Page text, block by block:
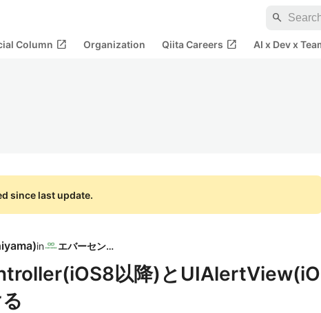
search
Column open_in_new Organization Qiita Careers open_in_new AI x Dev x
since last update.
)in エバーセンス
以降)とUIAlertView(iO